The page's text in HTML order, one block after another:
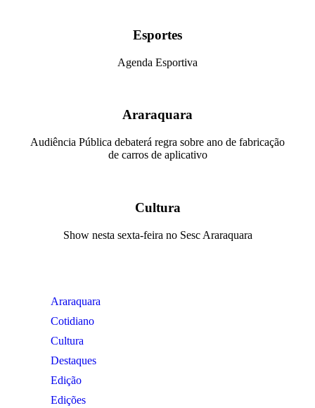
Esportes
Agenda Esportiva
Araraquara
Audiência Pública debaterá regra sobre ano de fabricação
de carros de aplicativo
Cultura
Show nesta sexta-feira no Sesc Araraquara
Araraquara
Cotidiano
Cultura
Destaques
Edição
Edições